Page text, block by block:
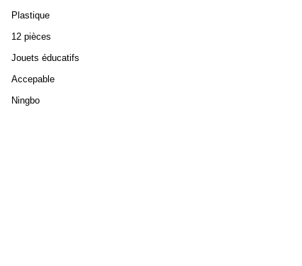
Plastique
12 pièces
Jouets éducatifs
Accepable
Ningbo